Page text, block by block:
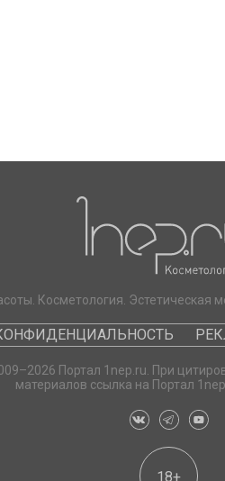
Косметология.
Портал 1nep.ru. При
материалов ссылка на Портал
18+